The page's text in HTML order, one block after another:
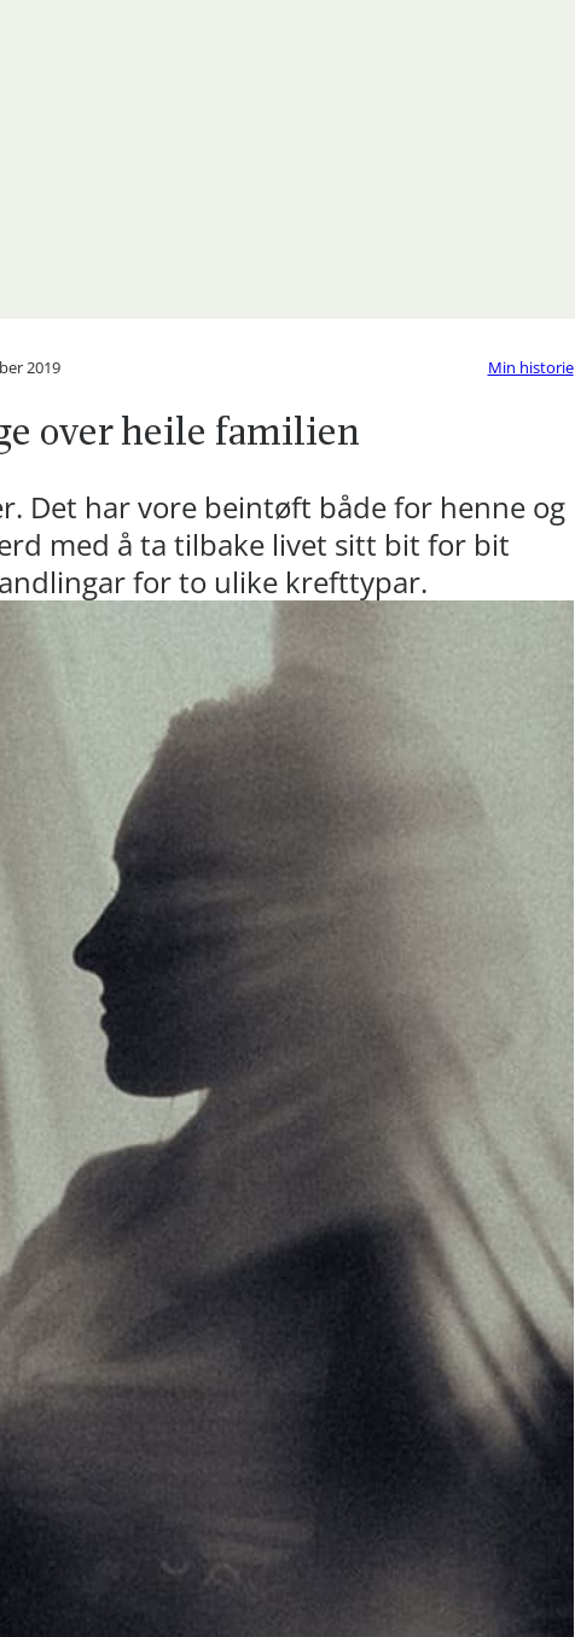
2019 Min historie
over heile familien
Det har vore beintøft både for henne og
med å ta tilbake livet sitt bit for bit
for to ulike krefttypar.